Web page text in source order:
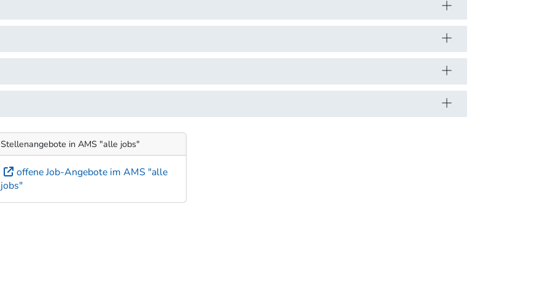
Stellenangebote in AMS "alle jobs"
offene Job-Angebote im AMS "alle
jobs"